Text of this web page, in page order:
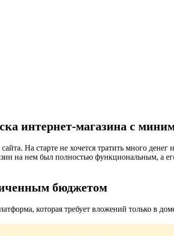
интернет-магазина с
На старте не хочется тратить много денег
на нем был полностью функциональным, а
бюджетом
которая требует вложений только в